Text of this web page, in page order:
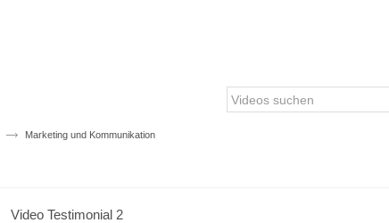
Marketing und Kommunikation
Video Testimonial 2